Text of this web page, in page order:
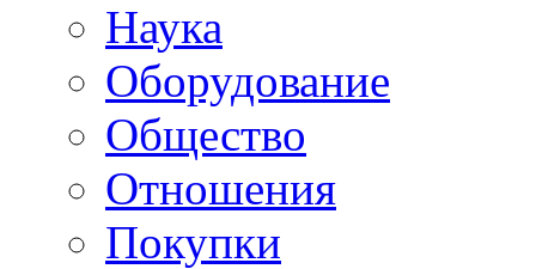
Наука
Оборудование
Общество
Отношения
Покупки